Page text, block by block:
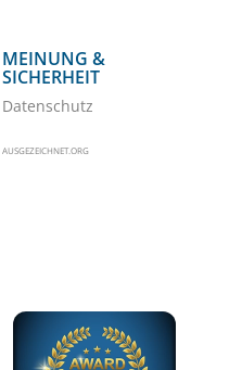
MEINUNG &
SICHERHEIT
Datenschutz
AUSGEZEICHNET.ORG